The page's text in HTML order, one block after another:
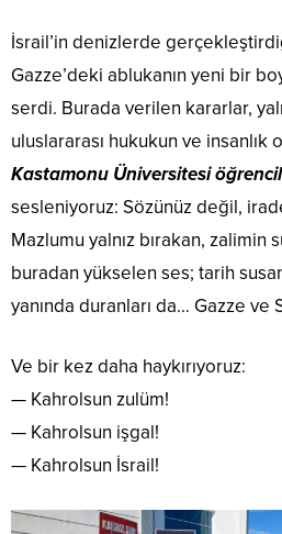
İsrail’in denizlerde
Gazze’deki ablukanın yeni bir
serdi. Burada verilen kararlar,
uluslararası hukukun ve insanlık
Kastamonu Üniversitesi
sesleniyoruz: Sözünüz değil,
Mazlumu yalnız bırakan, zalimin
buradan yükselen ses; tarih
yanında duranları da… Gazze ve
Ve bir kez daha haykırıyoruz:
— Kahrolsun zulüm!
— Kahrolsun işgal!
— Kahrolsun İsrail!